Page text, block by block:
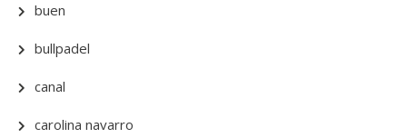
buen
bullpadel
canal
carolina navarro